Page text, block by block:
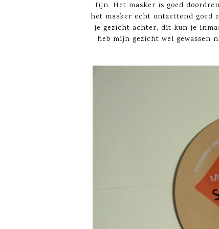
fijn. Het masker is goed
het masker echt ontzettend goed
je gezicht achter, dit kun je
heb mijn gezicht wel gewassen